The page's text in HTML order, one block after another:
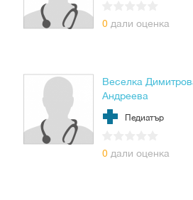
0 дали оценка
Веселка
Андреева
Педиатър
0 дали оценка